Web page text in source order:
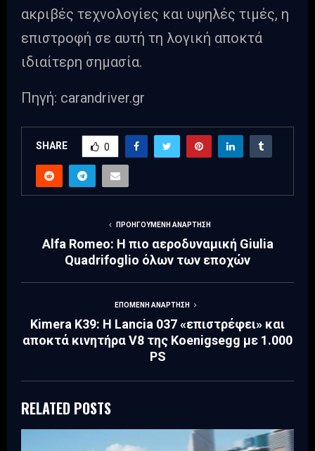
ακριβές τεχνολογίες και υψηλές τιμές, η
επιστροφή σε αυτή τη λογική αποκτά
ιδιαίτερη σημασία.
Πηγή: carandriver.gr
SHARE 0
ΠΡΟΗΓΟΎΜΕΝΗ ΑΝΆΡΤΗΣΗ
Alfa Romeo: Η πιο αεροδυναμική Giulia
Quadrifoglio όλων των εποχών
ΕΠΌΜΕΝΗ ΑΝΆΡΤΗΣΗ
Kimera K39: H Lancia 037 «επιστρέφει» και
αποκτά κινητήρα V8 της Koenigsegg με 1.000
PS
RELATED POSTS